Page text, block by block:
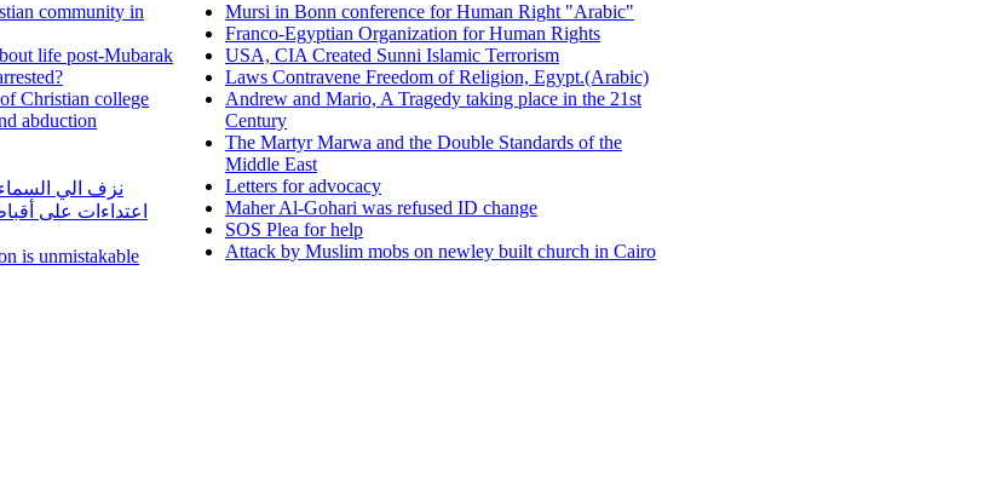
community in
life post-Mubarak
Christian college
abduction
نزف الي
اعتداءات على
is unmistakable
Mursi in Bonn conference for Human Right "Arabic"
Franco-Egyptian Organization for Human Rights
USA, CIA Created Sunni Islamic Terrorism
Laws Contravene Freedom of Religion, Egypt.(Arabic)
Andrew and Mario, A Tragedy taking place in the 21st
Century
The Martyr Marwa and the Double Standards of the
Middle East
Letters for advocacy
Maher Al-Gohari was refused ID change
SOS Plea for help
Attack by Muslim mobs on newley built church in Cairo